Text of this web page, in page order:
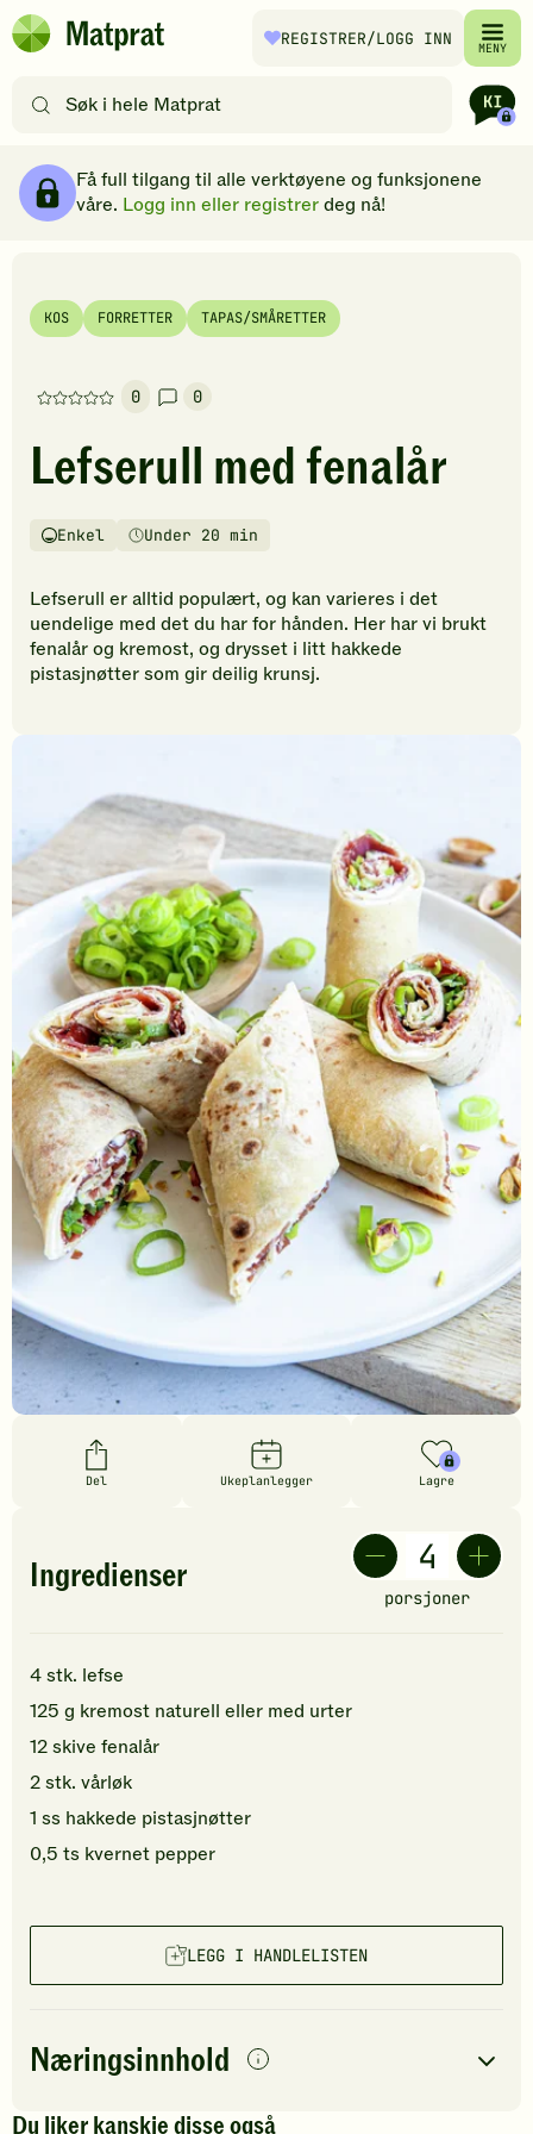
Hopp til hovedinnhold
Matprat
REGISTRER/LOGG INN MENY
etter
filtre
Få full tilgang til alle verktøyene og funksjonene
våre. Logg inn eller registrerdeg nå!
KOS FORRETTER TAPAS/SMÅRETTER
0
Denne
har
foreløpig
vurderinger.
den
første
til
å
0
Lefserull med fenalår
Vanskelighetsgrad
Enkel
TilberedningstidUnder 20 min
Lefserull er alltid populært, og kan varieres i det
uendelige med det du har for hånden. Her har vi brukt
fenalår og kremost, og drysset i litt hakkede
pistasjnøtter som gir deilig krunsj.
Del Ukeplanlegger Lagre
Ingredienser
porsjoner
4stk. lefse
125 g kremost naturell eller med urter
12skive fenalår
2stk. vårløk
1 ss hakkede pistasjnøtter
0,5 ts kvernet pepper
LEGG I HANDLELISTEN
Næringsinnhold
per porsjon
Du liker kanskje disse også